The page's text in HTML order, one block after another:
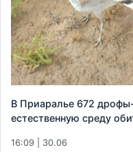
В Приаралье 672
естественную среду
16:09 | 30.06